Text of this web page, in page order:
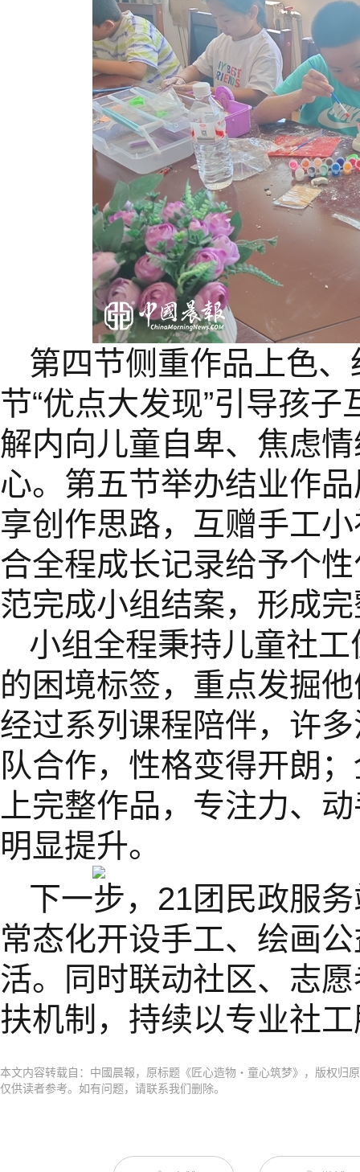
第四节侧重作品上色
节“优点大发现”引导孩
解内向儿童自卑、焦虑
心。第五节举办结业作
享创作思路，互赠手工
合全程成长记录给予个
范完成小组结案，形成
小组全程秉持儿童社
的困境标签，重点发掘
经过系列课程陪伴，许
队合作，性格变得开朗
上完整作品，专注力、
明显提升。
下一步，21团民政服
常态化开设手工、绘画
活。同时联动社区、志
扶机制，持续以专业社
本文内容转载自：中國晨報，原标题《匠心造物・童心筑梦》，版权归
仅供读者参考。如有问题，请联系我们删除。